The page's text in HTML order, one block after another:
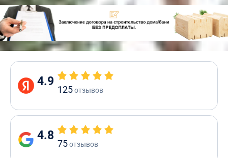
4.9
125отзывов
4.8
75отзывов